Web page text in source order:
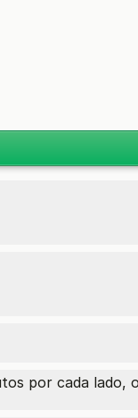
por cada lado,